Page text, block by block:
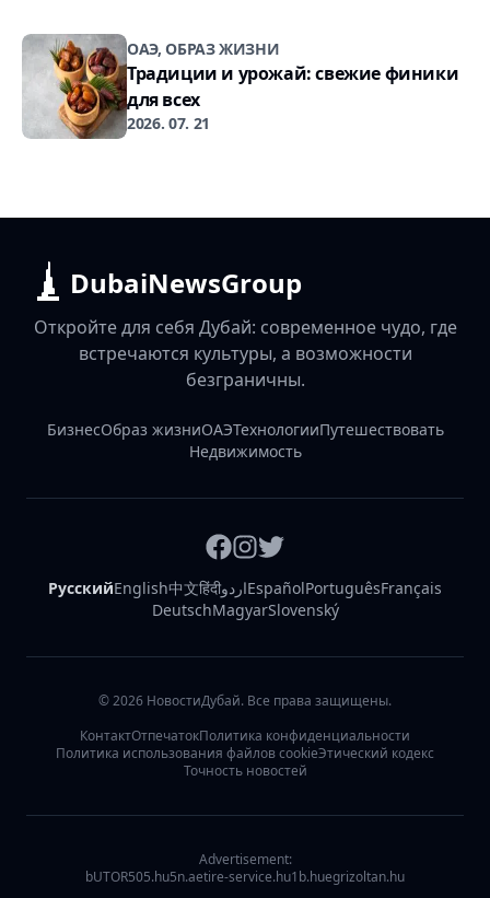
ОАЭ, ОБРАЗ ЖИЗНИ
Традиции и урожай: свежие финики
для всех
2026. 07. 21
DubaiNewsGroup
Откройте для себя Дубай: современное чудо, где
встречаются культуры, а возможности
безграничны.
БизнесОбраз жизниОАЭТехнологииПутешествовать
Недвижимость
РусскийEnglish中文हिंदीاردوEspañolPortuguêsFrançais
DeutschMagyarSlovenský
©2026 НовостиДубай. Все права защищены.
КонтактОтпечатокПолитика конфиденциальности
Политика использования файлов cookieЭтический кодекс
Точность новостей
Advertisement:
bUTOR505.hu5n.aetire-service.hu1b.huegrizoltan.hu